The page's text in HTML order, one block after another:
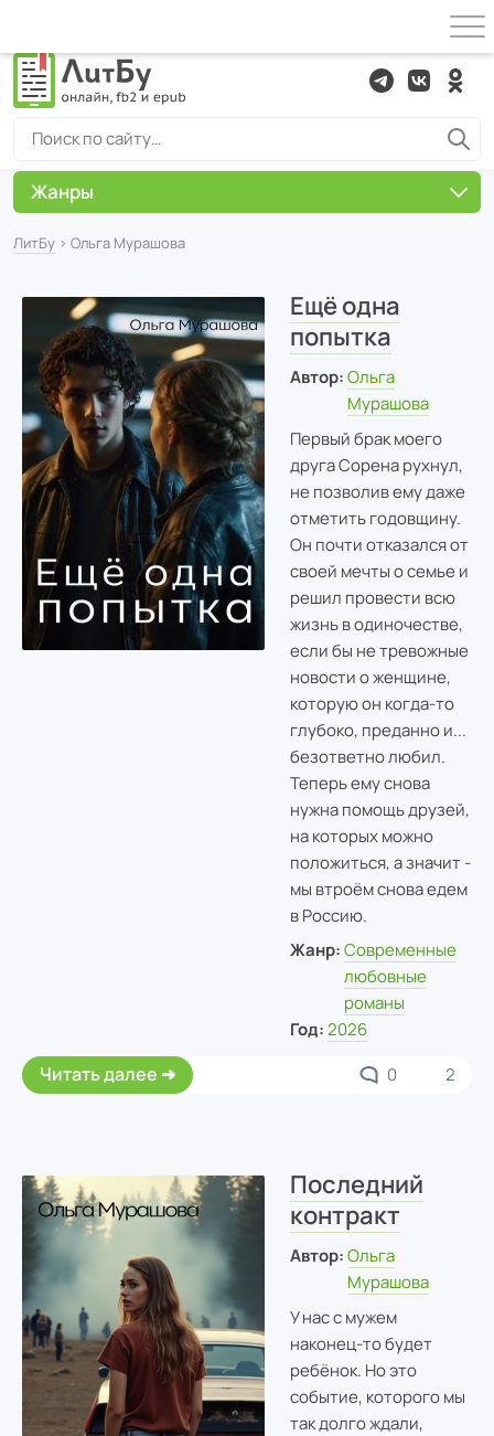
ЛитБу › Ольга Мурашова
Ещё одна
попытка
Автор: Ольга
Мурашова
Первый брак моего
друга Сорена рухнул,
не позволив ему даже
отметить годовщину.
Он почти отказался от
своей мечты о семье и
решил провести всю
жизнь в одиночестве,
если бы не тревожные
новости о женщине,
которую он когда-то
глубоко, преданно и...
безответно любил.
Теперь ему снова
нужна помощь друзей,
на которых можно
положиться, а значит -
мы втроём снова едем
в Россию.
Жанр: Современные
любовные
романы
Год: 2026
Читать далее 0 2
Последний
контракт
Автор: Ольга
Мурашова
У нас с мужем
наконец-то будет
ребёнок. Но это
событие, которого мы
так долго ждали,
Жанры